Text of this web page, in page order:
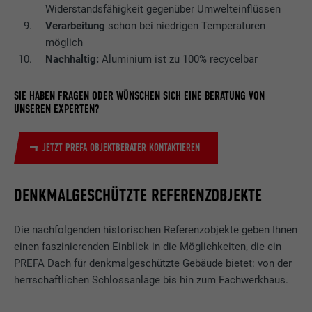
Widerstandsfähigkeit gegenüber Umwelteinflüssen
Verarbeitung schon bei niedrigen Temperaturen
möglich
Nachhaltig: Aluminium ist zu 100% recycelbar
SIE HABEN FRAGEN ODER WÜNSCHEN SICH EINE BERATUNG VON
UNSEREN EXPERTEN?
JETZT PREFA OBJEKTBERATER KONTAKTIEREN
DENKMALGESCHÜTZTE REFERENZOBJEKTE
Die nachfolgenden historischen Referenzobjekte geben Ihnen
einen faszinierenden Einblick in die Möglichkeiten, die ein
PREFA Dach für denkmalgeschützte Gebäude bietet: von der
herrschaftlichen Schlossanlage bis hin zum Fachwerkhaus.